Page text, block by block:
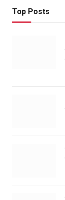
Top Posts